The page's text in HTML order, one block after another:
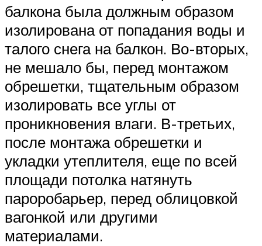
балкона была должным образом
изолирована от попадания воды и
талого снега на балкон. Во-вторых,
не мешало бы, перед монтажом
обрешетки, тщательным образом
изолировать все углы от
проникновения влаги. В-третьих,
после монтажа обрешетки и
укладки утеплителя, еще по всей
площади потолка натянуть
пароробарьер, перед облицовкой
вагонкой или другими
материалами.